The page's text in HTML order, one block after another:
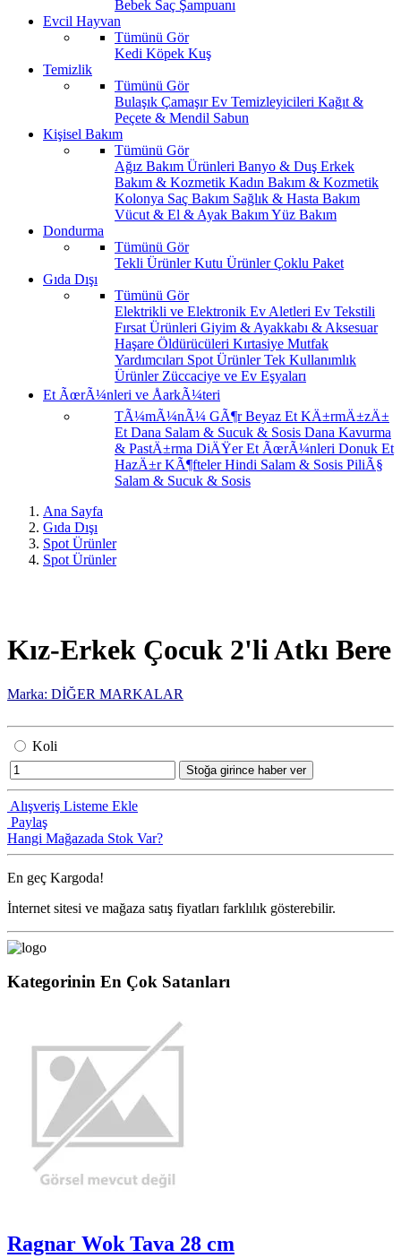
Bebek Saç Şampuanı
Evcil Hayvan
Tümünü Gör
Kedi Köpek Kuş
Temizlik
Tümünü Gör
Bulaşık ÇamaşırEv Temizleyicileri Kağıt &
Peçete & Mendil Sabun
Kişisel Bakım
Tümünü Gör
Ağız Bakım Ürünleri Banyo & Duş Erkek
Bakım & Kozmetik Kadın Bakım & Kozmetik
Kolonya Saç Bakım Sağlık & Hasta Bakım
Vücut & El & Ayak BakımYüz Bakım
Dondurma
Tümünü Gör
Tekli ÜrünlerKutu ÜrünlerÇoklu Paket
Gıda Dışı
Tümünü Gör
Elektrikli ve Elektronik Ev Aletleri Ev Tekstili
Fırsat Ürünleri Giyim & Ayakkabı & Aksesuar
Haşare Öldürücüleri Kırtasiye Mutfak
Yardımcıları Spot ÜrünlerTek Kullanımlık
Ürünler Züccaciye ve Ev Eşyaları
Et ÃœrÃ¼nleri ve ÅarkÃ¼teri
TÃ¼mÃ¼nÃ¼ GÃ¶rBeyaz Et KÄ±rmÄ±zÄ±
Et Dana Salam & Sucuk & Sosis Dana Kavurma
& PastÄ±rma DiÄŸer Et ÃœrÃ¼nleri Donuk Et
HazÄ±r KÃ¶ftelerHindi Salam & Sosis PiliÃ§
Salam & Sucuk & Sosis
Ana Sayfa
Gıda Dışı
Spot Ürünler
Spot Ürünler
Kız-Erkek Çocuk 2'li Atkı Bere
Marka: DİĞER MARKALAR
Koli
Stoğa girince haber ver
Alışveriş Listeme Ekle
Paylaş
Hangi Mağazada Stok Var?
En geç Kargoda!
İnternet sitesi ve mağaza satış fiyatları farklılık gösterebilir.
Kategorinin En Çok Satanları
Ragnar Wok Tava 28 cm